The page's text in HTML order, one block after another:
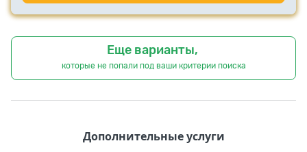
Еще варианты,
которые не попали под ваши критерии поиска
Дополнительные услуги